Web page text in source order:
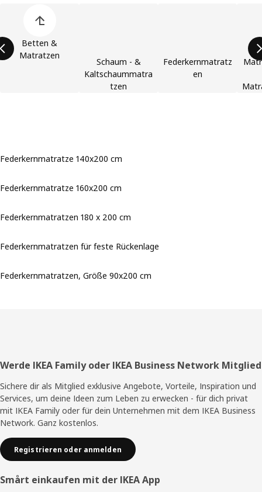
Betten &
Matratzen
Schaum - &
Kaltschaummatra
tzen
Federkernmatratz
en
Federkernmatratze 140x200 cm
Federkernmatratze 160x200 cm
Federkernmatratzen 180 x 200 cm
Federkernmatratzen für feste Rückenlage
Federkernmatratzen, Größe 90x200 cm
Fußzeile
Werde IKEA Family oder IKEA Business Network Mitglied
Sichere dir als Mitglied exklusive Angebote, Vorteile, Inspiration und
Services, um deine Ideen zum Leben zu erwecken - für dich privat
mit IKEA Family oder für dein Unternehmen mit dem IKEA Business
Network. Ganz kostenlos.
Registrieren oder anmelden
Smårt einkaufen mit der IKEA App